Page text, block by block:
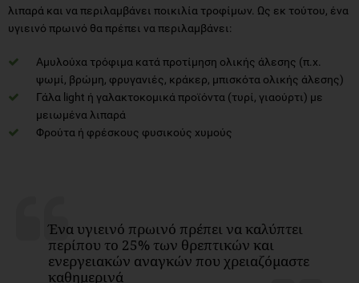
λιπαρά και να περιλαμβάνει ποικιλία τροφίμων. Ως εκ τούτου, ένα
υγιεινό πρωινό θα πρέπει να περιλαμβάνει:
Αμυλούχα τρόφιμα κατά προτίμηση ολικής άλεσης (π.χ.
ψωμί, βρώμη, φρυγανιές, κράκερ, μπισκότα ολικής άλεσης)
Γάλα light ή γαλακτοκομικά προϊόντα (τυρί, γιαούρτι) με
μειωμένα λιπαρά
Φρούτα ή φρέσκους φυσικούς χυμούς
Ένα υγιεινό πρωινό πρέπει να καλύπτει
περίπου το 25% των θρεπτικών και
ενεργειακών αναγκών που χρειαζόμαστε
καθημερινά